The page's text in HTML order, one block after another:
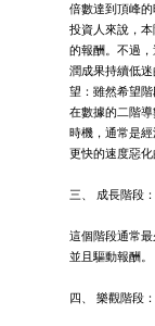
倍數達到頂峰
投資人來說，
的報酬。不過
潤成果持續低
望：雖然希望
在數據的二階
時機，通常是
更快的速度惡化
三、 成長階段：
這個階段通常
並且驅動報酬。
四、 樂觀階段：